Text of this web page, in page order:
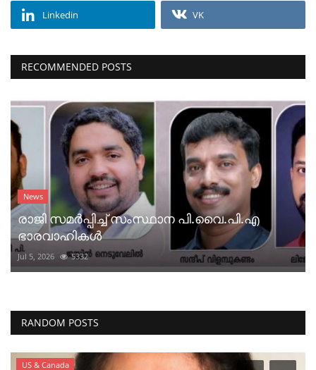
Linkedin VK
RECOMMENDED POSTS
News
രാജി സമർപ്പിച്ച് സംസ്ഥാന പി.വൈ.പി.എ
ഭാരവാഹികൾ
Jul 5, 2026 5332
RANDOM POSTS
US & Canada